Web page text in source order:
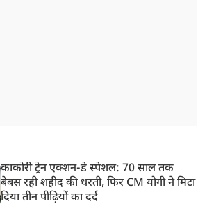
काकोरी ट्रेन एक्शन-डे स्पेशल: 70 साल तक
बेबस रही शहीद की धरती, फिर CM योगी ने मिटा
दिया तीन पीढ़ियों का दर्द